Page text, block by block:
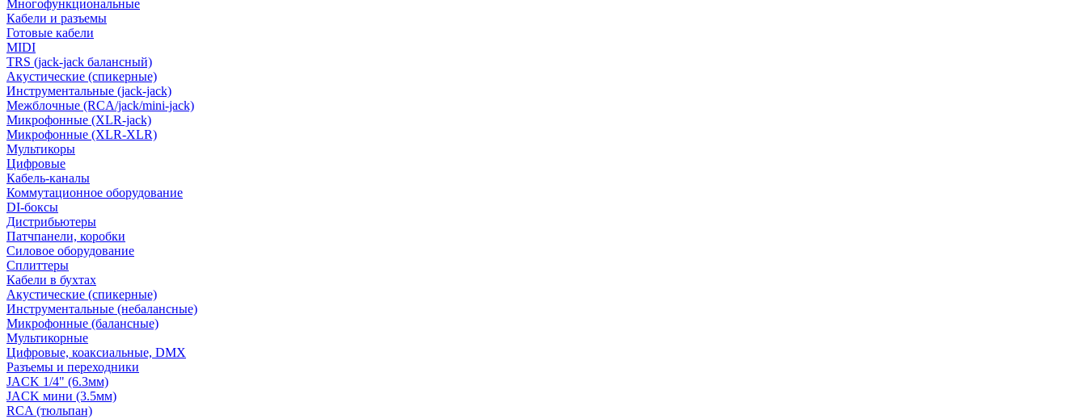
Многофункциональные
Кабели и разъемы
Готовые кабели
MIDI
TRS (jack-jack балансный)
Акустические (спикерные)
Инструментальные (jack-jack)
Межблочные (RCA/jack/mini-jack)
Микрофонные (XLR-jack)
Микрофонные (XLR-XLR)
Мультикоры
Цифровые
Кабель-каналы
Коммутационное оборудование
DI-боксы
Дистрибьютеры
Патчпанели, коробки
Силовое оборудование
Сплиттеры
Кабели в бухтах
Акустические (спикерные)
Инструментальные (небалансные)
Микрофонные (балансные)
Мультикорные
Цифровые, коаксиальные, DMX
Разъемы и переходники
JACK 1/4" (6.3мм)
JACK мини (3.5мм)
RCA (тюльпан)